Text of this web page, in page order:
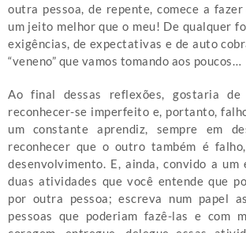
outra pessoa, de repente, comece a
um jeito melhor que o meu! De qualquer
exigências, de expectativas e de auto
“veneno” que vamos tomando aos poucos…
Ao final dessas reflexões, gostaria
reconhecer-se imperfeito e, portanto,
um constante aprendiz, sempre em
reconhecer que o outro também é
desenvolvimento. E, ainda, convido a um
duas atividades que você entende que
por outra pessoa; escreva num papel
pessoas que poderiam fazê-las e com